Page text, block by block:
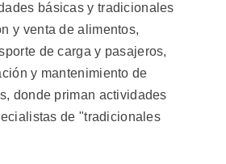
básicas y tradicionales
y venta de alimentos,
de carga y pasajeros,
y mantenimiento de
donde priman actividades
de "tradicionales